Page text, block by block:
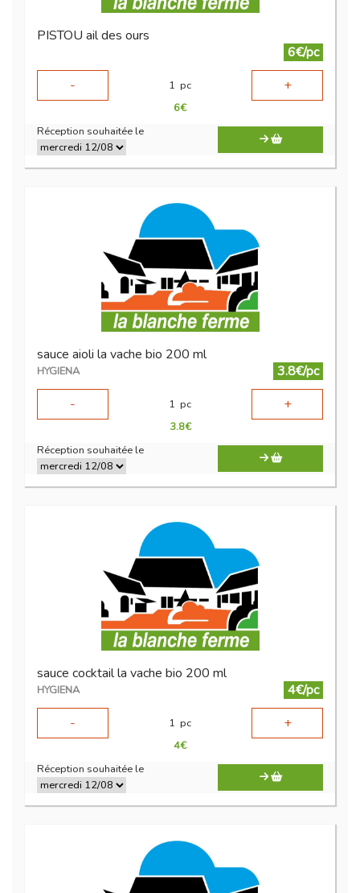
PISTOU ail des ours
6€/pc
-
1 pc +
6€
Réception souhaitée le
sauce aioli la vache bio 200 ml
HYGIENA
3.8€/pc
-
1 pc +
3.8€
Réception souhaitée le
sauce cocktail la vache bio 200 ml
HYGIENA
4€/pc
-
1 pc +
4€
Réception souhaitée le